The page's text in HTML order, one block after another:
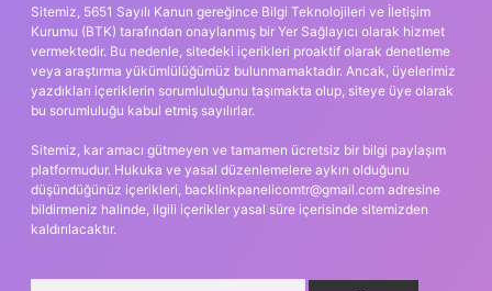
Sitemiz, 5651 Sayılı Kanun gereğince Bilgi Teknolojileri ve İletişim
Kurumu (BTK) tarafından onaylanmış bir Yer Sağlayıcı olarak hizmet
vermektedir. Bu nedenle, sitedeki içerikleri proaktif olarak denetleme
veya araştırma yükümlülüğümüz bulunmamaktadır. Ancak, üyelerimiz
yazdıkları içeriklerin sorumluluğunu taşımakta olup, siteye üye olarak
bu sorumluluğu kabul etmiş sayılırlar.
Sitemiz, kar amacı gütmeyen ve tamamen ücretsiz bir bilgi paylaşım
platformudur. Hukuka ve yasal düzenlemelere aykırı olduğunu
düşündüğünüz içerikleri, backlinkpanelicomtr@gmail.com adresine
bildirmeniz halinde, ilgili içerikler yasal süre içerisinde sitemizden
kaldırılacaktır.